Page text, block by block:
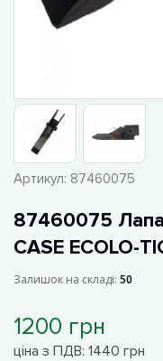
Артикул: 87460075
87460075
CASE ECOLO-
Залишок на складі: 50
1200 грн
ціна з ПДВ: 1440 грн